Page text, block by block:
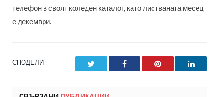
телефон в своят коледен каталог, като листваната месец
е декември.
СПОДЕЛИ. Facebook Pinterest